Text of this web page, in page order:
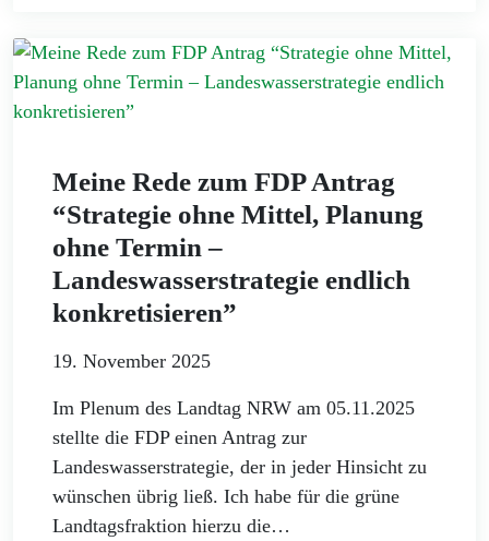
Meine Rede zum FDP Antrag
“Strategie ohne Mittel, Planung
ohne Termin –
Landeswasserstrategie endlich
konkretisieren”
19. November 2025
Im Plenum des Landtag NRW am 05.11.2025
stellte die FDP einen Antrag zur
Landeswasserstrategie, der in jeder Hinsicht zu
wünschen übrig ließ. Ich habe für die grüne
Landtagsfraktion hierzu die…